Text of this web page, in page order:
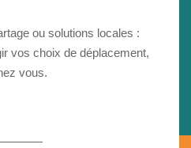
ou solutions locales :
vos choix de déplacement,
vous.